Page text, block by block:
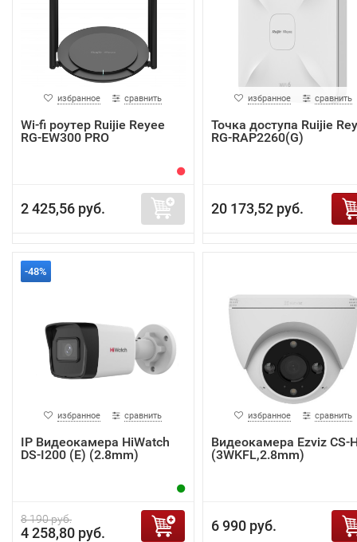
избранное сравнить
Wi-fi роутер Ruijie Reyee
RG-EW300 PRO
2 425,56 руб.
избранное сравнить
Точка доступа Ruijie
RG-RAP2260(G)
20 173,52 руб.
-48%
избранное сравнить
IP Видеокамера HiWatch
DS-I200 (E) (2.8mm)
8 190 руб.
4 258,80 руб.
избранное сравнить
Видеокамера Ezviz CS-
(3WKFL,2.8mm)
6 990 руб.